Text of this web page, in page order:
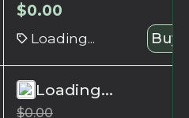
$0.00
Loading... Buy
Loading...
$0.00